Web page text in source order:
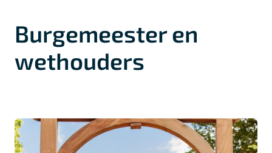
p
a
Burgemeester en
wethouders